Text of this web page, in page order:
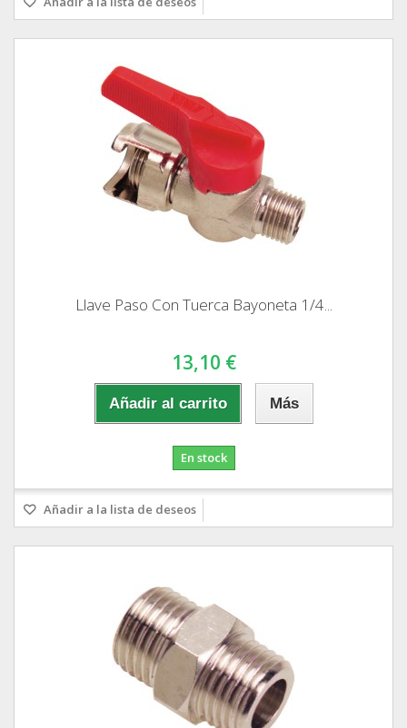
Llave Paso Con Tuerca Bayoneta 1/4...
13,10 €
Añadir al carrito Más
En stock
Añadir a la lista de deseos